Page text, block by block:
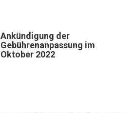
Ankündigung der
Gebührenanpassung im
Oktober 2022